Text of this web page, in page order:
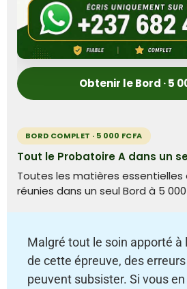
Obtenir le Bord · 5
BORD COMPLET · 5 000 FCFA
Tout le Probatoire A dans un
Toutes les matières essentielles
réunies dans un seul Bord à 5 000
Malgré tout le soin apporté à
de cette épreuve, des
peuvent subsister. Si vous